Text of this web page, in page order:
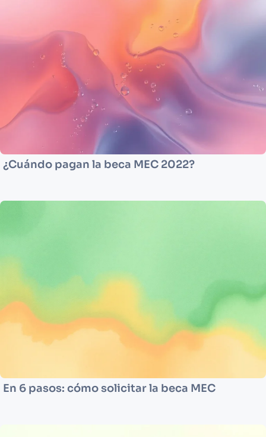
¿Cuándo pagan la beca MEC 2022?
En 6 pasos: cómo solicitar la beca MEC